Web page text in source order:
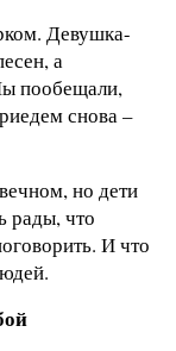
Девушка-
а
пообещали,
снова –
но дети
рады, что
И что